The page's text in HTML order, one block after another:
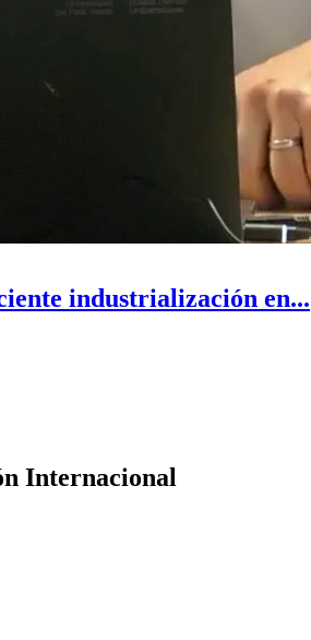
industrialización en...
Internacional